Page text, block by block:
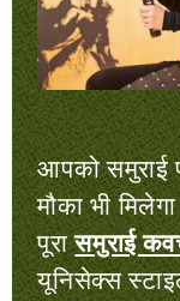
आपको समुराई
मौका भी
पूरासमुराई
यूनिसेक्स